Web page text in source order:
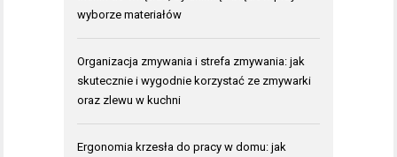
wyborze materiałów
Organizacja zmywania i strefa zmywania: jak
skutecznie i wygodnie korzystać ze zmywarki
oraz zlewu w kuchni
Ergonomia krzesła do pracy w domu: jak